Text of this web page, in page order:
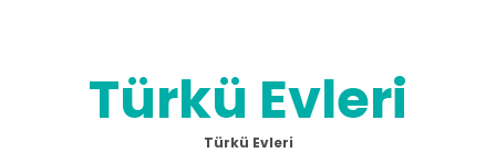
Türkü Evleri
Türkü Evleri